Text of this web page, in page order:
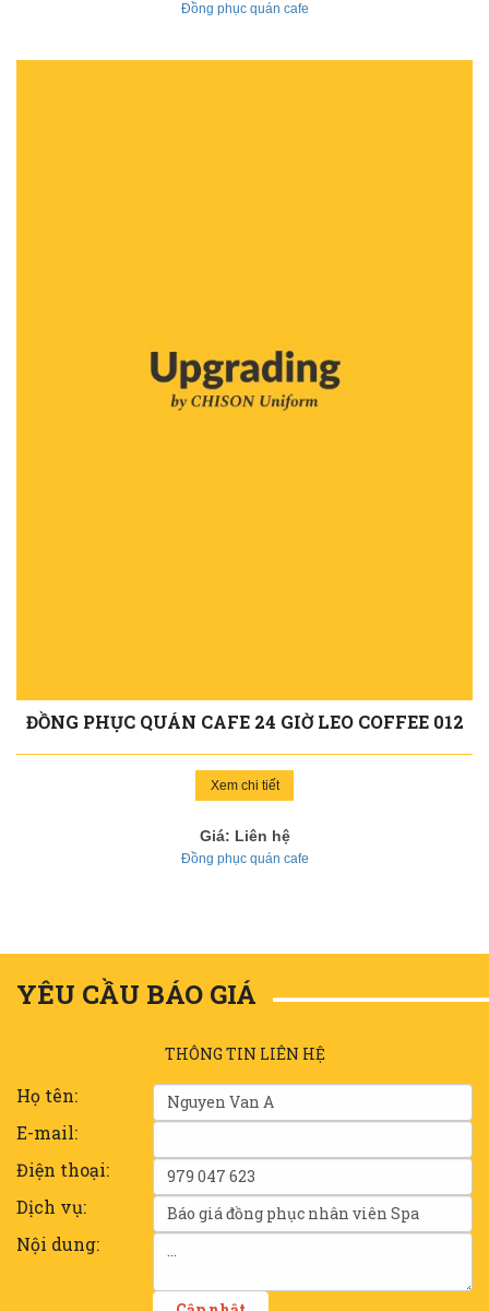
Đồng phục quán cafe
ĐỒNG PHỤC QUÁN CAFE 24 GIỜ LEO COFFEE 012
Xem chi tiết
Giá: Liên hệ
Đồng phục quán cafe
YÊU CẦU BÁO GIÁ
THÔNG TIN LIÊN HỆ
Họ tên:
E-mail:
Điện thoại:
Dịch vụ:
Nội dung: